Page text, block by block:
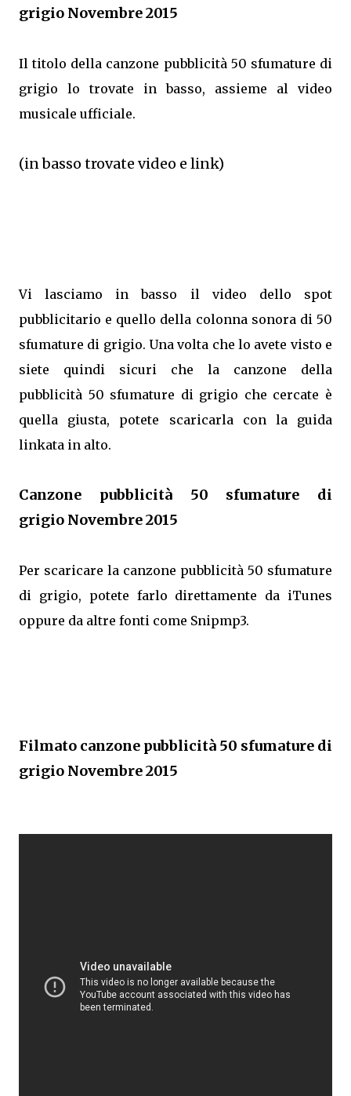
grigio Novembre 2015
Il titolo della canzone pubblicità 50 sfumature di
grigio lo trovate in basso, assieme al video
musicale ufficiale.
(in basso trovate video e link)
Vi lasciamo in basso il video dello spot
pubblicitario e quello della colonna sonora di 50
sfumature di grigio. Una volta che lo avete visto e
siete quindi sicuri che la canzone della
pubblicità 50 sfumature di grigio che cercate è
quella giusta, potete scaricarla con la guida
linkata in alto.
Canzone pubblicità 50 sfumature di
grigio Novembre 2015
Per scaricare la canzone pubblicità 50 sfumature
di grigio, potete farlo direttamente da iTunes
oppure da altre fonti come Snipmp3.
Filmato canzone pubblicità 50 sfumature di
grigio Novembre 2015